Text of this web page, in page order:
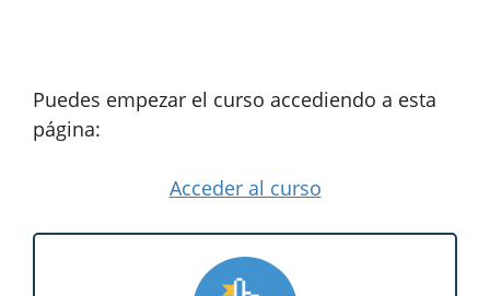
Puedes empezar el curso accediendo a esta
página:
Acceder al curso